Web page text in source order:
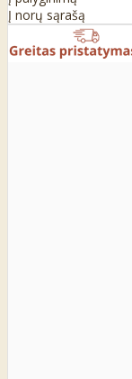
Į norų sąrašą